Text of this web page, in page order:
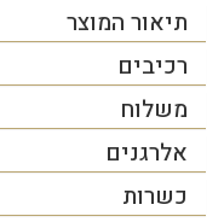
תיאור המוצר
רכיבים
משלוח
אלרגנים
כשרות